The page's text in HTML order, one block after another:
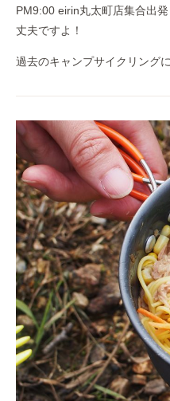
PM9:00 eirin丸太町店集合
丈夫ですよ！
過去のキャンプサイクリング